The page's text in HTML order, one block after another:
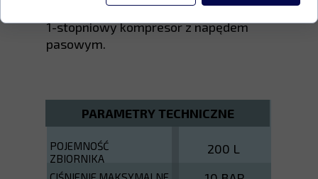
1-stopniowy kompresor z napędem
pasowym.
PARAMETRY TECHNICZNE
200 L
POJEMNOŚĆ
ZBIORNIKA